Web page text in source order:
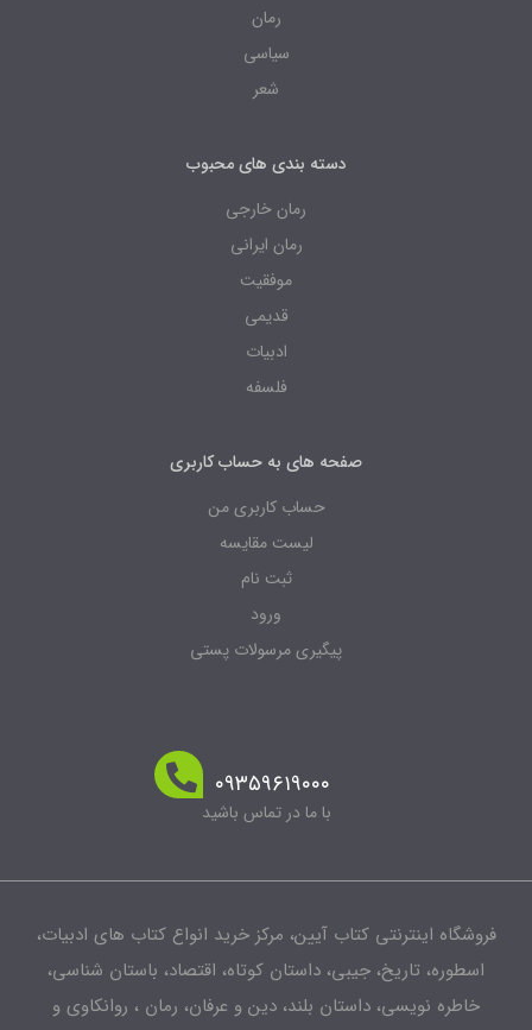
رمان
سیاسی
شعر
دسته بندی های محبوب
رمان خارجی
رمان ایرانی
موفقیت
قدیمی
ادبیات
فلسفه
صفحه های به حساب کاربری
حساب کاربری من
لیست مقایسه
ثبت نام
ورود
پیگیری مرسولات پستی
۰۹۳۵۹۶۱۹۰۰۰
با ما در تماس باشید
فروشگاه اینترنتی کتاب آیین، مرکز خرید انواع کتاب های ادبیات،
اسطوره، تاریخ، جیبی، داستان کوتاه، اقتصاد، باستان شناسی،
خاطره نویسی، داستان بلند، دین و عرفان، رمان ، روانکاوی و